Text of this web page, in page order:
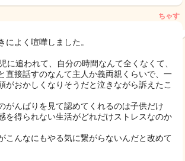
ちゃす
よく喧嘩しました。
に追われて、自分の時間なんて全くなくて、
直接話すのなんて主人か義両親くらいで、一
がおかしくなりそうだと泣きながら訴えたこ
がんばりを見て認めてくれるのは子供だけ
を得られない生活がどれだけストレスなのか
こんなにもやる気に繋がらないんだと改めて